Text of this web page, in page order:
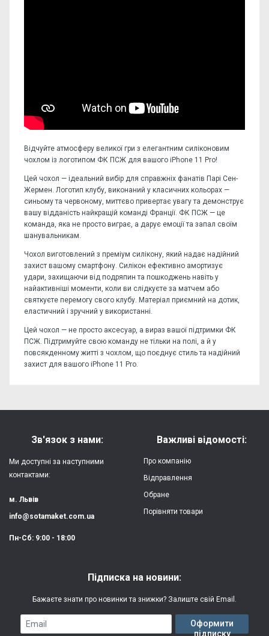
Відчуйте атмосферу великої гри з елегантним силіконовим
чохлом із логотипом ФК ПСЖ для вашого iPhone 11 Pro!
Цей чохол — ідеальний вибір для справжніх фанатів Парі Сен-
Жермен. Логотип клубу, виконаний у класичних кольорах —
синьому та червоному, миттєво привертає увагу та демонструє
вашу відданість найкращій команді Франції. ФК ПСЖ — це
команда, яка не просто виграє, а дарує емоції та запал своїм
шанувальникам.
Чохол виготовлений з преміум силікону, який надає надійний
захист вашому смартфону. Силікон ефективно амортизує
удари, захищаючи від подряпин та пошкоджень навіть у
найактивніші моменти, коли ви слідкуєте за матчем або
святкуєте перемогу свого клубу. Матеріал приємний на дотик,
еластичний і зручний у використанні.
Цей чохол — не просто аксесуар, а вираз вашої підтримки ФК
ПСЖ. Підтримуйте свою команду не тільки на полі, а й у
повсякденному житті з чохлом, що поєднує стиль та надійний
захист для вашого iPhone 11 Pro.
Захист:
від ударів,
Якість:
яскрава, чітка
Особливості:
(вологостійкий, гнучкий)
Напишіть відгук або думку
Зв'язок з нами:
Ми доступні за наступними
контактами:
м. Львів
info@sotamaket.com.ua
Пн-Сб: 9:00 - 18:00
Важливі відомості:
Про компанію
Відправлення
Обране
Порівняти товари
Підписка на новини:
Бажаєте знати про новинки та знижки? Залиште свій Email.
Email
Оформити
підписку